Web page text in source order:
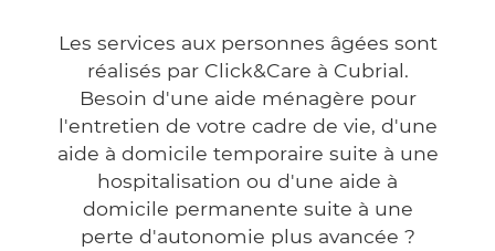
Les services aux personnes âgées sont
réalisés par Click&Care à Cubrial.
Besoin d'une aide ménagère pour
l'entretien de votre cadre de vie, d'une
aide à domicile temporaire suite à une
hospitalisation ou d'une aide à
domicile permanente suite à une
perte d'autonomie plus avancée ?